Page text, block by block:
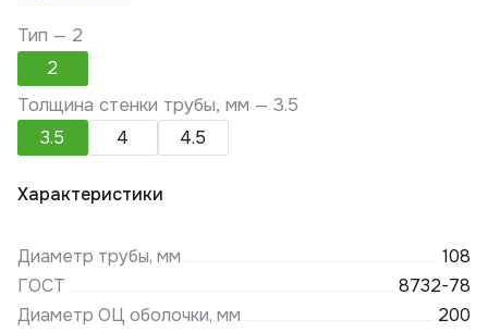
Тип — 2
2
Толщина стенки трубы, мм —3.5
3.5
4 4.5
Характеристики
Диаметр трубы, мм
108
ГОСТ
8732-78
Диаметр ОЦ оболочки, мм
200